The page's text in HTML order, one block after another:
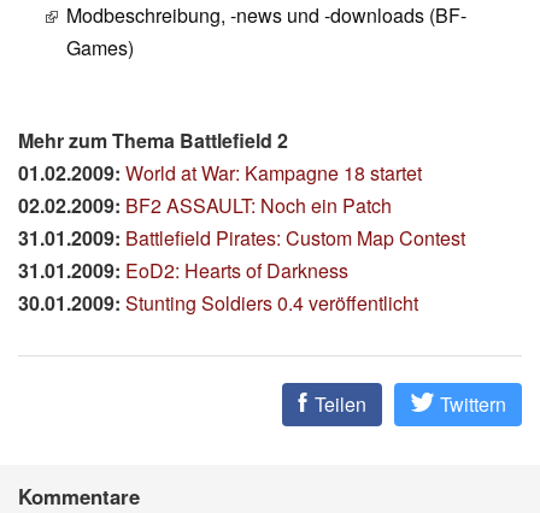
Modbeschreibung, -news und -downloads (BF-
Games)
Mehr zum Thema Battlefield 2
01.02.2009: World at War: Kampagne 18 startet
02.02.2009: BF2 ASSAULT: Noch ein Patch
31.01.2009: Battlefield Pirates: Custom Map Contest
31.01.2009: EoD2: Hearts of Darkness
30.01.2009: Stunting Soldiers 0.4 veröffentlicht
Teilen Twittern
Kommentare